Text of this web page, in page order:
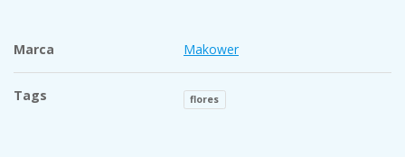
Marca Makower
Tags flores